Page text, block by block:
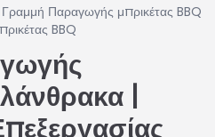
Γραμμή Παραγωγής μπρικέτας BBQ
BBQ
|